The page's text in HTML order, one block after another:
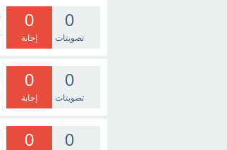
0
تصويتات
0
إجابة
0
تصويتات
0
إجابة
0
0